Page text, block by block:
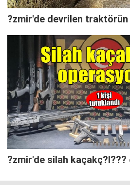
?zmir'de devrilen
?zmir'de silah kaçakç?l???